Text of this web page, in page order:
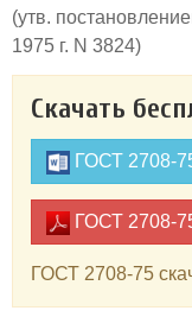
(утв.
1975 г. N 3824)
Скачать
ГОСТ 2708-
ГОСТ 2708-
ГОСТ 2708-75